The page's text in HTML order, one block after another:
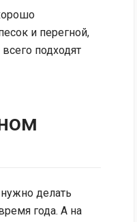
и перегной,
подходят
делать
года. А на